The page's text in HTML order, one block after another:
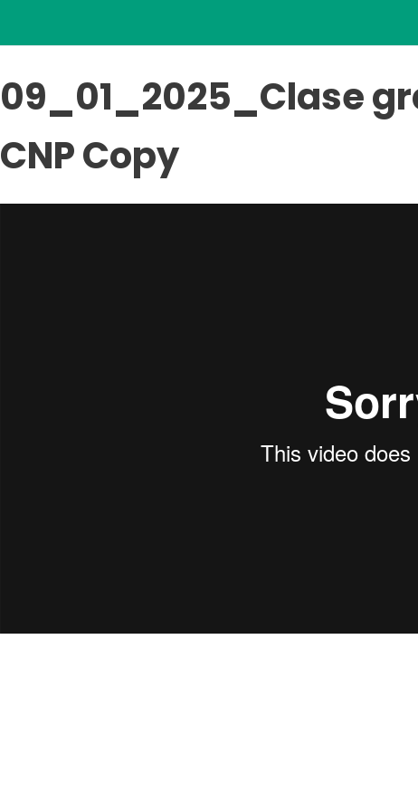
09_01_2025_Clase
CNP Copy